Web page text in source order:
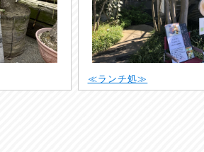
≪ランチ処≫